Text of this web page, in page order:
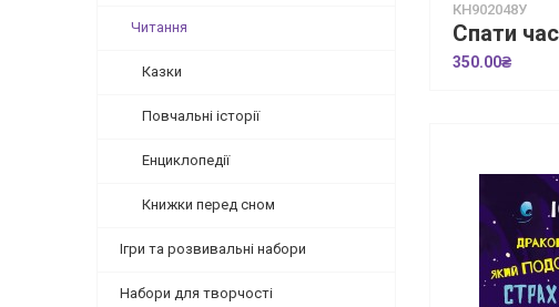
Читання
Казки
Повчальні історії
Енциклопедії
Книжки перед сном
Ігри та розвивальні набори
Набори для творчості
КН902048У
350.00₴